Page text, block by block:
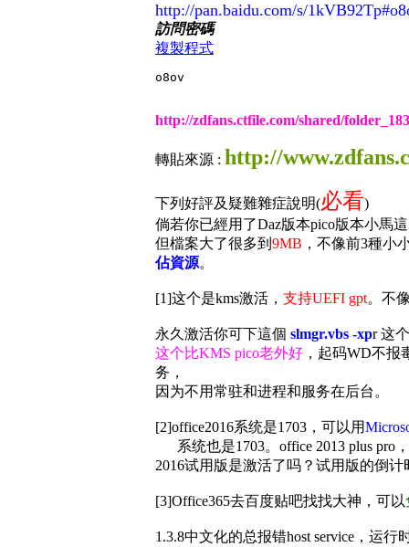
http://pan.baidu.com/s/
訪問密碼
複製程式
o8ov
http://zdfans.ctfile.com/shared/
轉貼來源 : http://
下列好評及疑難雜症說明(必看)
倘若你已經用了Daz版本pico版本小馬
但檔案大了很多到 9MB ，不像前3種小
佔資源。
[1]这个是kms激活， 支持UEFI gpt。不
永久激活你可下這個 slmgr.vbs -xpr 这
这个比KMS pico老外好 ，起码WD不
务，
因为不用常驻和进程和服务在后台。
[2]office2016系统是1703，可以用
系统也是1703。office 2013 plus pro
2016试用版是激活了吗？试用版的倒
[3]Office365去百度贴吧找找大神，可以
1.3.8中文化的总报错host service，运